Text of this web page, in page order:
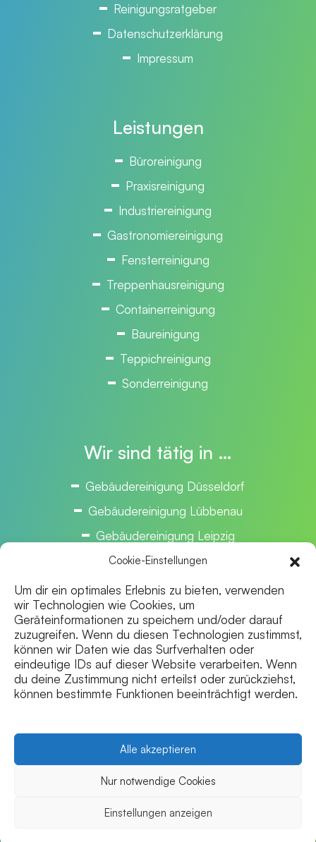
Cookie-Einstellungen
Um dir ein optimales Erlebnis zu bieten, verwenden
wir Technologien wie Cookies, um
Geräteinformationen zu speichern und/oder darauf
zuzugreifen. Wenn du diesen Technologien zustimmst,
können wir Daten wie das Surfverhalten oder
eindeutige IDs auf dieser Website verarbeiten. Wenn
du deine Zustimmung nicht erteilst oder zurückziehst,
können bestimmte Funktionen beeinträchtigt werden.
Alle akzeptieren
Nur notwendige Cookies
Einstellungen anzeigen
Reinigungsratgeber
Datenschutzerklärung
Impressum
Leistungen
Büroreinigung
Praxisreinigung
Industriereinigung
Gastronomiereinigung
Fensterreinigung
Treppenhausreinigung
Containerreinigung
Baureinigung
Teppichreinigung
Sonderreinigung
Wir sind tätig in …
Gebäudereinigung Düsseldorf
Gebäudereinigung Lübbenau
Gebäudereinigung Leipzig
Gebäudereinigung Magdeburg
Gebäudereinigung Bielefeld
Gebäudereinigung Hannover
Gebäudereinigung Oldenburg
Gebäudereinigung Bremen
Gebäudereinigung Hamburg
Gebäudereinigung Berlin
© 2025 BBS Elmar Glas- & Gebäudereinigung – Alle
Rechte vorbehalten.